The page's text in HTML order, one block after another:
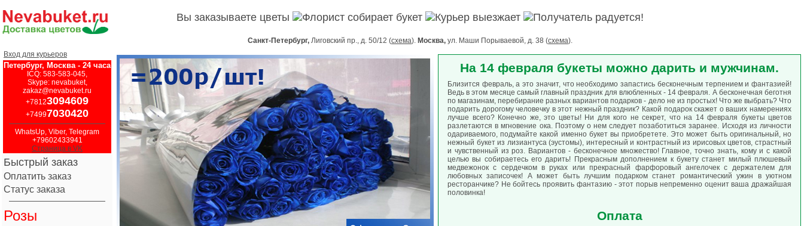
Вы заказываете цветы Флорист собирает букет Курьер выезжает Получатель радуется!
Санкт-Петербург, Лиговский пр., д. 50/12 (схема). Москва, ул. Маши Порываевой, д. 38 (схема).
Вход для курьеров
Петербург, Москва - 24 часа
ICQ: 583-583-045,
Skype: nevabuket,
zakaz@nevabuket.ru
+78123094609
+74997030420
WhatsUp, Viber, Telegram
+79602433941
Страница в VK
Быстрый заказ
Оплатить заказ
Статус заказа
Розы
На 14 февраля букеты можно дарить и мужчинам.
Близится февраль, а это значит, что необходимо запастись бесконечным терпением и фантазией!
Ведь в этом месяце самый главный праздник для влюбленных - 14 февраля. А бесконечная беготня
по магазинам, перебирание разных вариантов подарков - дело не из простых! Что же выбрать? Что
подарить дорогому человечку в этот нежный праздник? Какой подарок скажет о ваших намерениях
лучше всего? Конечно же, это цветы! Ни для кого не секрет, что на 14 февраля букеты цветов
разлетаются в мгновение ока. Поэтому о нем следует позаботиться заранее. Исходя из личности
одариваемого, подумайте какой именно букет вы приобретете. Это может быть оригинальный, но
нежный букет из лизиантуса (эустомы), интересный и контрастный из ирисовых цветов, страстный
и чувственный из роз. Вариантов - бесконечное множество! Главное, точно знать, кому и с какой
целью вы собираетесь его дарить! Прекрасным дополнением к букету станет милый плюшевый
медвежонок с сердечком в руках или прекрасный фарфоровый ангелочек с держателем для
любовных записочек! А может быть лучшим подарком станет романтический ужин в уютном
ресторанчике? Не бойтесь проявить фантазию - этот порыв непременно оценит ваша дражайшая
половинка!
Оплата